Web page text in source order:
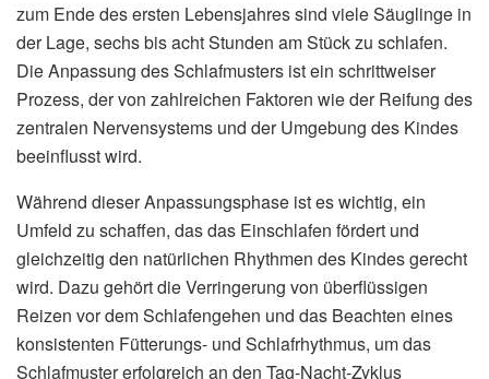
zum Ende des ersten Lebensjahres sind viele Säuglinge in
der Lage, sechs bis acht Stunden am Stück zu schlafen.
Die Anpassung des Schlafmusters ist ein schrittweiser
Prozess, der von zahlreichen Faktoren wie der Reifung des
zentralen Nervensystems und der Umgebung des Kindes
beeinflusst wird.
Während dieser Anpassungsphase ist es wichtig, ein
Umfeld zu schaffen, das das Einschlafen fördert und
gleichzeitig den natürlichen Rhythmen des Kindes gerecht
wird. Dazu gehört die Verringerung von überflüssigen
Reizen vor dem Schlafengehen und das Beachten eines
konsistenten Fütterungs- und Schlafrhythmus, um das
Schlafmuster erfolgreich an den Tag-Nacht-Zyklus